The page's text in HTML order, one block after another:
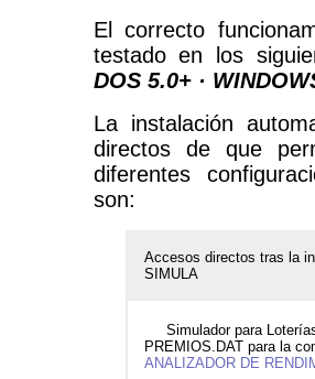
El correcto
testado en los
DOS 5.0+ ·
La instalación
directos de que
diferentes
son:
Accesos directos tras la
SIMULA
Simulador para
PREMIOS.DAT para la
ANALIZADOR DE